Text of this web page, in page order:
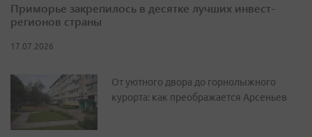
Приморье закрепилось в десятке лучших инвест-
регионов страны
17.07.2026
От уютного двора до горнолыжного
курорта: как преображается Арсеньев